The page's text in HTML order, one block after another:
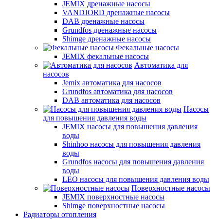
JEMIX дренажные насосы
VANDJORD дренажные насосы
DAB дренажные насосы
Grundfos дренажные насосы
Shimge дренажные насосы
Фекальные насосы
JEMIX фекальные насосы
Автоматика для
насосов
Jemix автоматика для насосов
Grundfos автоматика для насосов
DAB автоматика для насосов
Насосы
для повышения давления воды
JEMIX насосы для повышения давления
воды
Shinhoo насосы для повышения давления
воды
Grundfos насосы для повышения давления
воды
LEO насосы для повышения давления воды
Поверхностные насосы
JEMIX поверхностные насосы
Shimge поверхностные насосы
Радиаторы отопления